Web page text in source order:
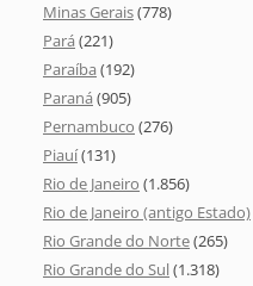
Minas Gerais(778)
Pará (221)
Paraíba (192)
Paraná (905)
Pernambuco (276)
Piauí(131)
Rio de Janeiro (1.856)
Rio de Janeiro (antigo Estado)
Rio Grande do Norte(265)
Rio Grande do Sul(1.318)